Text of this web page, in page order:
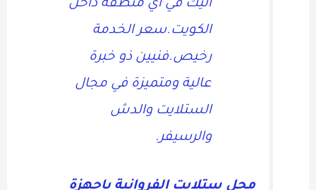
اليك في اي منطقة داخل
الكويت.سعر الخدمة
رخيص.فنيين ذو خبرة
عالية ومتميزة في مجال
الستلايت والدش
والرسيفر.
محل ستلايت الفروانية باجهزة